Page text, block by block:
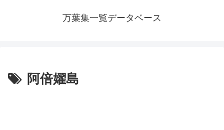
万葉集一覧データベース
阿倍嬥島